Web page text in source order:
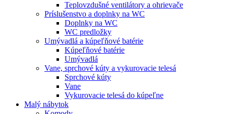
Teplovzdušné ventilátory a ohrievače
Príslušenstvo a doplnky na WC
Doplnky na WC
WC predložky
Umývadlá a kúpeľňové batérie
Kúpeľňové batérie
Umývadlá
Vane, sprchové kúty a vykurovacie telesá
Sprchové kúty
Vane
Vykurovacie telesá do kúpeľne
Malý nábytok